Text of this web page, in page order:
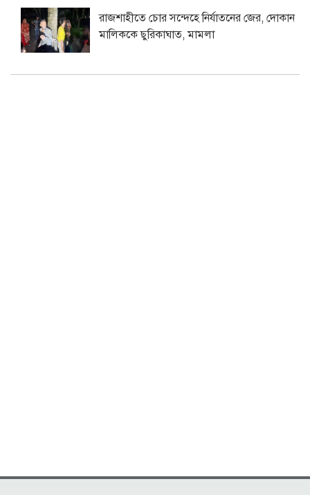
রাজশাহীতে চোর সন্দেহে নির্যাতনের জের, দোকান
মালিককে ছুরিকাঘাত, মামলা